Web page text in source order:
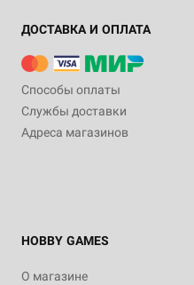
ДОСТАВКА И ОПЛАТА
Способы оплаты
Службы доставки
Адреса магазинов
HOBBY GAMES
О магазине